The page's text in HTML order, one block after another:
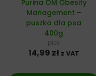
Purina OM Obesity
Management –
puszka dla psa
400g
pies
14,99 zł z VAT